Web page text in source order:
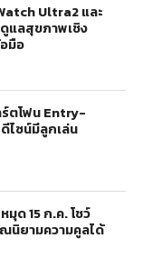
Ultra2 และ
แลสุขภาพเชิง
มือ
ตโฟน Entry-
ไซน์มีลูกเล่น
มุด 15 ก.ค. โชว์
นิยามความคูลได้